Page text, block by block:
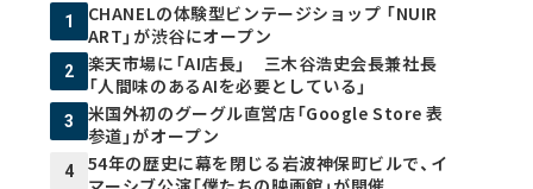
1
CHANELの体験型ビンテージショップ 「NUIR
ART」が渋谷にオープン
2
楽天市場に「AI店長」 三木谷浩史会長兼社長
「人間味のあるAIを必要としている」
3
米国外初のグーグル直営店「Google Store 表
参道」がオープン
4
54年の歴史に幕を閉じる岩波神保町ビルで、イ